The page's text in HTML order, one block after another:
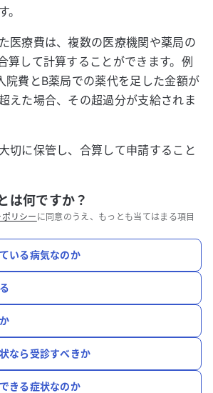
医療費は、複数の医療機関や薬局の
算して計算することができます。例
院費とB薬局での薬代を足した金額が
えた場合、その超過分が支給されま
切に保管し、合算して申請すること
は何ですか？
リシー に同意のうえ、もっとも当てはまる項目
いる病気なのか
なら受診すべきか
きる症状なのか